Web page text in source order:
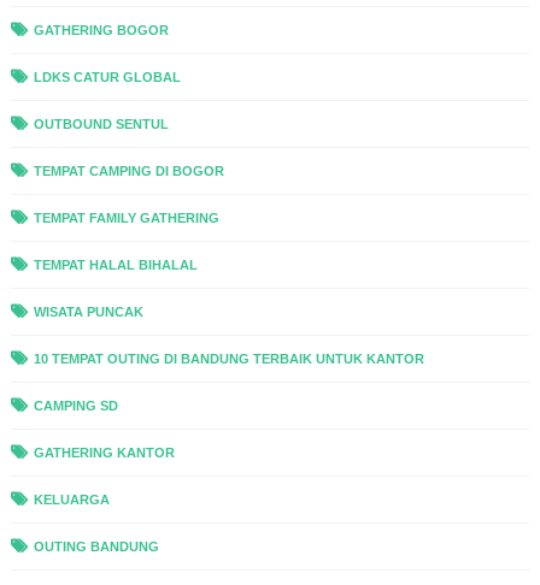
GATHERING BOGOR
LDKS CATUR GLOBAL
OUTBOUND SENTUL
TEMPAT CAMPING DI BOGOR
TEMPAT FAMILY GATHERING
TEMPAT HALAL BIHALAL
WISATA PUNCAK
10 TEMPAT OUTING DI BANDUNG TERBAIK UNTUK KANTOR
CAMPING SD
GATHERING KANTOR
KELUARGA
OUTING BANDUNG